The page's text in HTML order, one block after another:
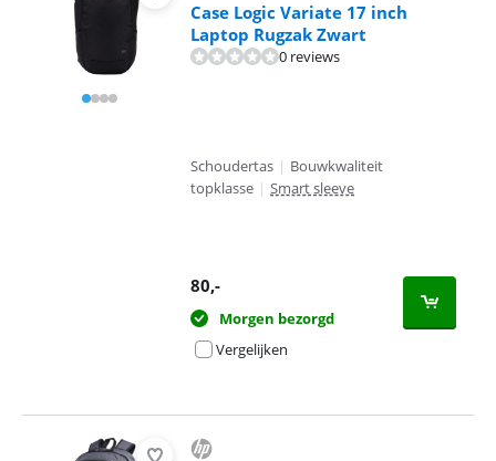
Case Logic Variate 17 inch
Laptop Rugzak Zwart
0 reviews
Schoudertas | Bouwkwaliteit
topklasse | Smart sleeve
80,-
Morgen bezorgd
Vergelijken